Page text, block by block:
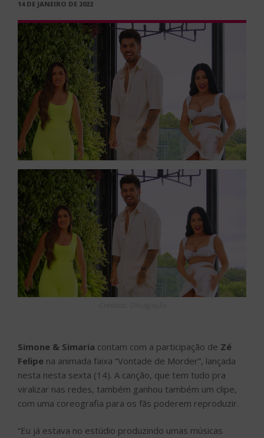
PUBLICADO
14 DE JANEIRO DE 2022
Simone & Simaria contam com a participação de Zé
Felipe na animada faixa “Vontade de Morder”, lançada
nesta nesta sexta (14). A canção, que tem tudo pra
viralizar nas redes, também ganhou também um clipe,
com uma coreografia para os fãs poderem reproduzir.
“Eu já estava no estúdio produzindo umas músicas